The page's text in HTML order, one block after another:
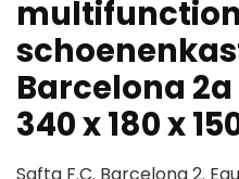
Barcelona 2a
340 x 180 x